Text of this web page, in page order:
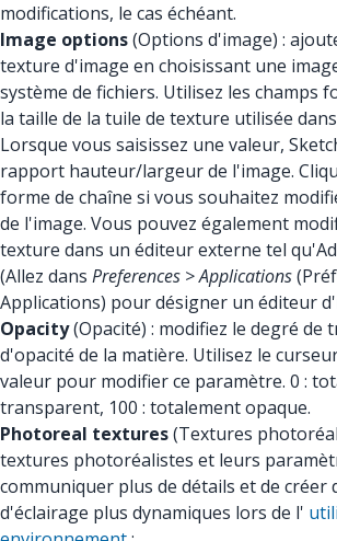
modifications, le cas échéant.
Image options(Options d'image) :
texture d'image en choisissant une
système de fichiers. Utilisez les champs
la taille de la tuile de texture utilisée
Lorsque vous saisissez une valeur,
rapport hauteur/largeur de l'image.
forme de chaîne si vous souhaitez
de l'image. Vous pouvez également
texture dans un éditeur externe tel
(Allez dans Preferences > Applications
Applications) pour désigner un éditeur
Opacity(Opacité) : modifiez le degré de
d'opacité de la matière. Utilisez le
valeur pour modifier ce paramètre. 0 :
transparent, 100 : totalement opaque.
Photoreal textures(Textures
textures photoréalistes et leurs
communiquer plus de détails et de créer
d'éclairage plus dynamiques lors de l'